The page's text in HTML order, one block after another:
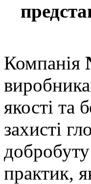
Компанія
якості та
захисті
практик,